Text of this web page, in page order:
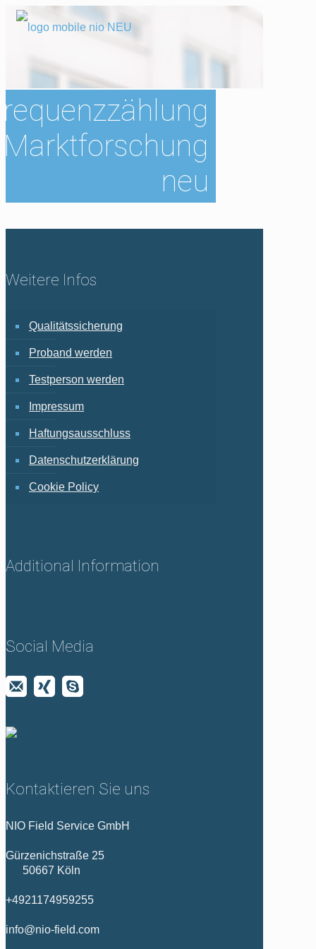
Marktforschung
neu
Weitere Infos
Qualitätssicherung
Proband werden
Testperson werden
Impressum
Haftungsausschluss
Datenschutzerklärung
Cookie Policy
Additional Information
Social Media
Kontaktieren Sie uns
NIO Field Service GmbH
Gürzenichstraße 25
50667 Köln
+4921174959255
info@nio-field.com